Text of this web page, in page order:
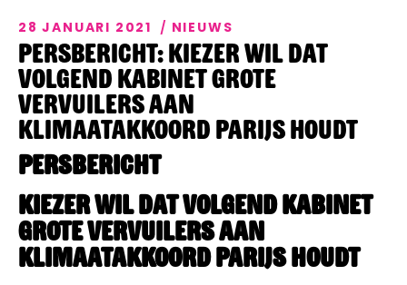
Artikelen
Over Ons
28 JANUARI 2021 NIEUWS
Persbericht: Kiezer wil dat
volgend kabinet grote
vervuilers aan
Klimaatakkoord Parijs houdt
PERSBERICHT
Kiezer wil dat volgend kabinet
grote vervuilers aan
Klimaatakkoord Parijs houdt